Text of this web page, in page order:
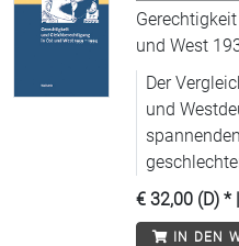
und West
Der
und
von 1939-
€ 32,00 (D) * |
IN DEN